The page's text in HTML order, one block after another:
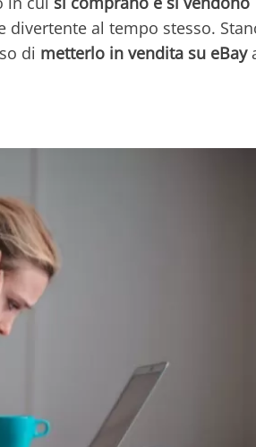
al tempo stesso.
di metterlo in vendita su eBay